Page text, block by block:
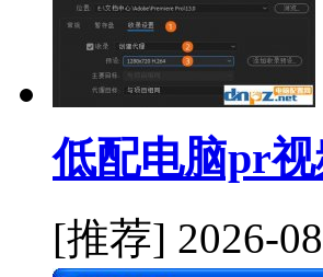
低配电脑pr
[推荐] 2026-